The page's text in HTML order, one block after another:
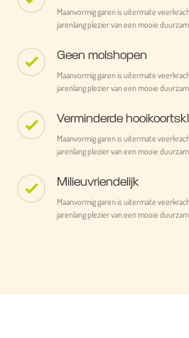
Maanvormig garen is uitermate
jarenlang plezier van een mooie
Geen molshopen
Maanvormig garen is uitermate
jarenlang plezier van een mooie
Verminderde
Maanvormig garen is uitermate
jarenlang plezier van een mooie
Milieuvriendelijk
Maanvormig garen is uitermate
jarenlang plezier van een mooie